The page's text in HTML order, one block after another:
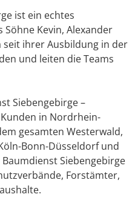
ist ein echtes
Kevin, Alexander
seit ihrer Ausbildung in der
und leiten die Teams
Siebengebirge –
in Nordrhein-
gesamten Westerwald,
Bonn-Düsseldorf und
Siebengebirge
Forstämter,